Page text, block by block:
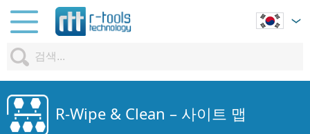
R-Wipe & Clean – 사이트 맵